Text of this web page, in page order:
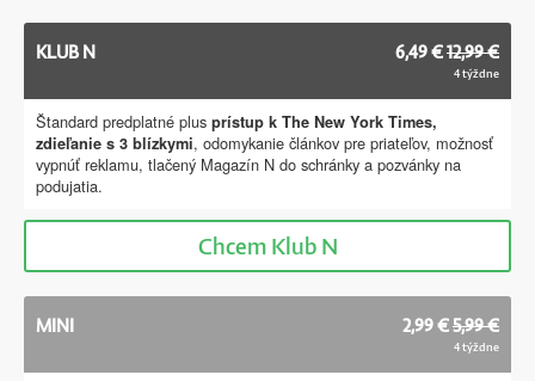
KLUB N 6,49 €12,99 €
4 týždne
Štandard predplatné plus prístup k The New York Times,
zdieľanie s 3 blízkymi, odomykanie článkov pre priateľov, možnosť
vypnúť reklamu, tlačený Magazín N do schránky a pozvánky na
podujatia.
ChcemKlub N
MINI 2,99 €5,99 €
4 týždne